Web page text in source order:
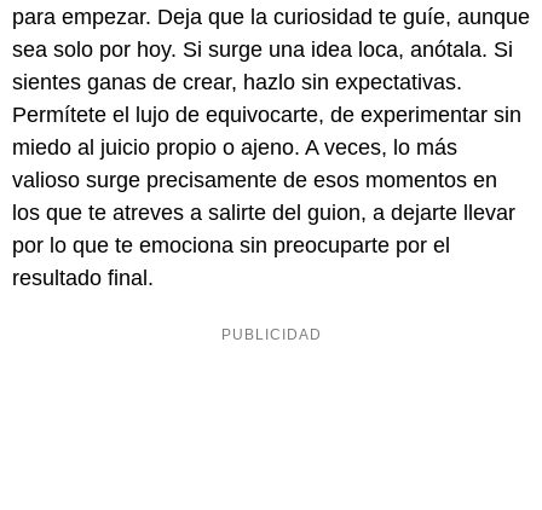
para empezar. Deja que la curiosidad te guíe, aunque
sea solo por hoy. Si surge una idea loca, anótala. Si
sientes ganas de crear, hazlo sin expectativas.
Permítete el lujo de equivocarte, de experimentar sin
miedo al juicio propio o ajeno. A veces, lo más
valioso surge precisamente de esos momentos en
los que te atreves a salirte del guion, a dejarte llevar
por lo que te emociona sin preocuparte por el
resultado final.